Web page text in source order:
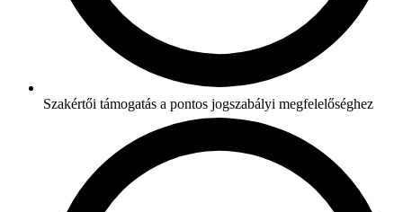
Szakértői támogatás a pontos jogszabályi megfelelőséghez